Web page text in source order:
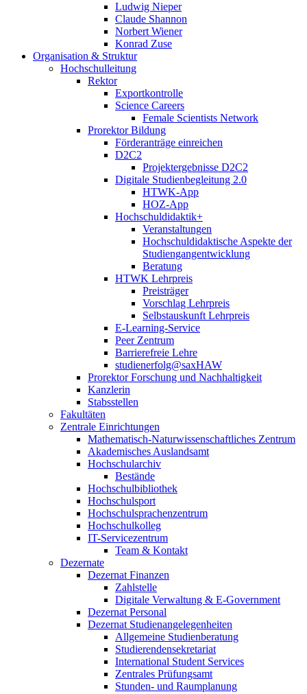
Ludwig Nieper
Claude Shannon
Norbert Wiener
Konrad Zuse
Organisation & Struktur
Hochschulleitung
Rektor
Exportkontrolle
Science Careers
Female Scientists Network
Prorektor Bildung
Förderanträge einreichen
D2C2
Projektergebnisse D2C2
Digitale Studienbegleitung 2.0
HTWK-App
HOZ-App
Hochschuldidaktik+
Veranstaltungen
Hochschuldidaktische Aspekte der
Studiengangentwicklung
Beratung
HTWK Lehrpreis
Preisträger
Vorschlag Lehrpreis
Selbstauskunft Lehrpreis
E-Learning-Service
Peer Zentrum
Barrierefreie Lehre
studienerfolg@saxHAW
Prorektor Forschung und Nachhaltigkeit
Kanzlerin
Stabsstellen
Fakultäten
Zentrale Einrichtungen
Mathematisch-Naturwissenschaftliches Zentrum
Akademisches Auslandsamt
Hochschularchiv
Bestände
Hochschulbibliothek
Hochschulsport
Hochschulsprachenzentrum
Hochschulkolleg
IT-Servicezentrum
Team & Kontakt
Dezernate
Dezernat Finanzen
Zahlstelle
Digitale Verwaltung & E-Government
Dezernat Personal
Dezernat Studienangelegenheiten
Allgemeine Studienberatung
Studierendensekretariat
International Student Services
Zentrales Prüfungsamt
Stunden- und Raumplanung